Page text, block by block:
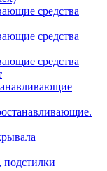
средства
средства
средства